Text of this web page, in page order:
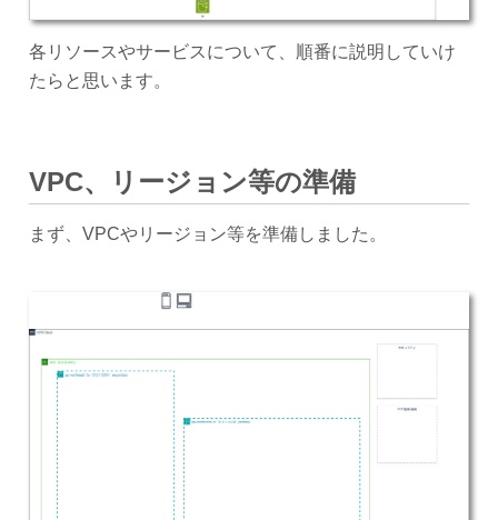
各リソースやサービスについて、順番に説明していけ
たらと思います。
VPC、リージョン等の準備
まず、VPCやリージョン等を準備しました。